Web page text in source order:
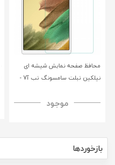
محافظ صفحه نمایش شیشه ای
نیلکین تبلت سامسونگ تب آ7 -
H+ Anti-explosion Tempered
موجود
بازخوردها